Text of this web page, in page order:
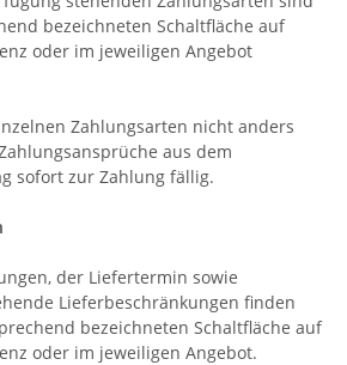
bezeichneten Schaltfläche auf
oder im jeweiligen Angebot
Zahlungsarten nicht anders
aus dem
sofort zur Zahlung fällig.
der Liefertermin sowie
Lieferbeschränkungen finden
bezeichneten Schaltfläche auf
oder im jeweiligen Angebot.